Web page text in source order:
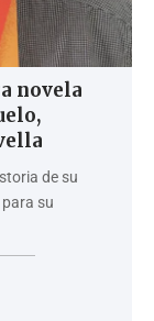
novela
de su
su